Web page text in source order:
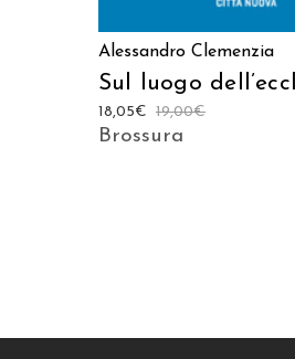
Alessandro Clemenzia
Sul luogo
19,00€
18,05€
Brossura